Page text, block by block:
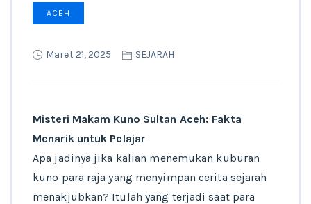
ACEH
Maret 21, 2025 SEJARAH
Misteri Makam Kuno Sultan Aceh: Fakta
Menarik untuk Pelajar
Apa jadinya jika kalian menemukan kuburan
kuno para raja yang menyimpan cerita sejarah
menakjubkan? Itulah yang terjadi saat para